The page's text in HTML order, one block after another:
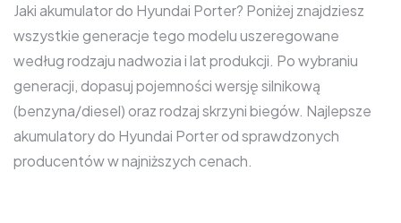
Jaki akumulator do Hyundai Porter? Poniżej znajdziesz
wszystkie generacje tego modelu uszeregowane
według rodzaju nadwozia i lat produkcji. Po wybraniu
generacji, dopasuj pojemności wersję silnikową
(benzyna/diesel) oraz rodzaj skrzyni biegów. Najlepsze
akumulatory do Hyundai Porter od sprawdzonych
producentów w najniższych cenach.